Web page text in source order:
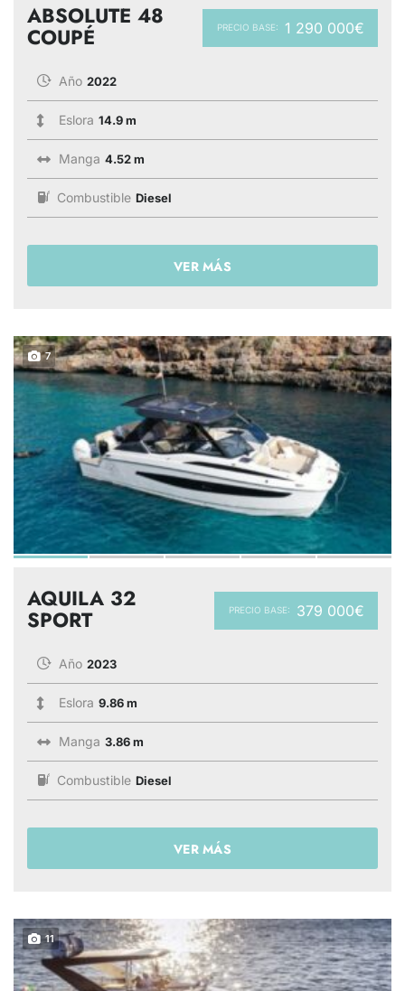
PRECIO BASE: 1 290 000€
ABSOLUTE 48
COUPÉ
Año 2022
Eslora 14.9 m
Manga 4.52 m
Combustible Diesel
VER MÁS
7
PRECIO BASE: 379 000€
AQUILA 32
SPORT
Año 2023
Eslora 9.86 m
Manga 3.86 m
Combustible Diesel
VER MÁS
11